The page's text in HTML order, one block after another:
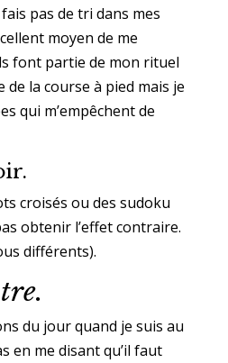
pas de tri dans mes
moyen de me
font partie de mon rituel
la course à pied mais je
qui m’empêchent de
croisés ou des sudoku
obtenir l’effet contraire.
différents).
du jour quand je suis au
en me disant qu’il faut